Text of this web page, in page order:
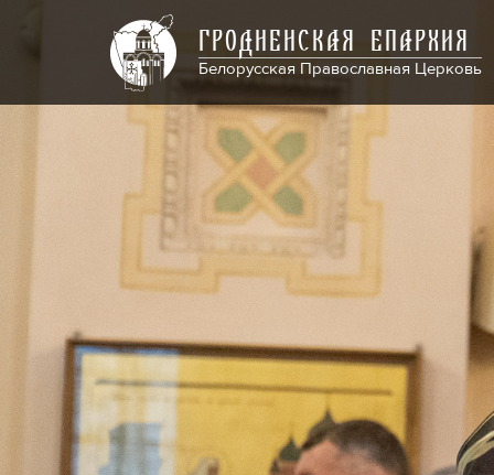
ГРОДНЕНСКАЯ ЕПАРХИЯ
Белорусская Православная Церковь